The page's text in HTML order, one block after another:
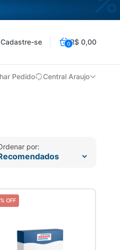
se 0R$ 0,00
Pedido Central Araujo
por:
OFF